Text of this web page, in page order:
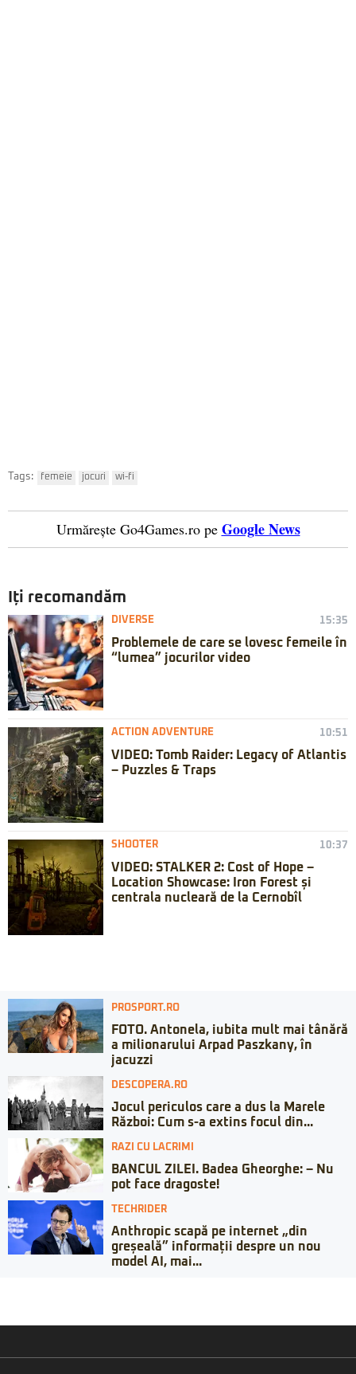
Tags: femeie jocuri wi-fi
Urmărește Go4Games.ro pe Google News
Iți recomandăm
DIVERSE 15:35
Problemele de care se lovesc femeile în
“lumea” jocurilor video
ACTION ADVENTURE 10:51
VIDEO: Tomb Raider: Legacy of Atlantis
– Puzzles & Traps
SHOOTER 10:37
VIDEO: STALKER 2: Cost of Hope –
Location Showcase: Iron Forest și
centrala nucleară de la Cernobîl
PROSPORT.RO
FOTO. Antonela, iubita mult mai tânără
a milionarului Arpad Paszkany, în
jacuzzi
DESCOPERA.RO
Jocul periculos care a dus la Marele
Război: Cum s-a extins focul din...
RAZI CU LACRIMI
BANCUL ZILEI. Badea Gheorghe: – Nu
pot face dragoste!
TECHRIDER
Anthropic scapă pe internet „din
greșeală” informații despre un nou
model AI, mai...